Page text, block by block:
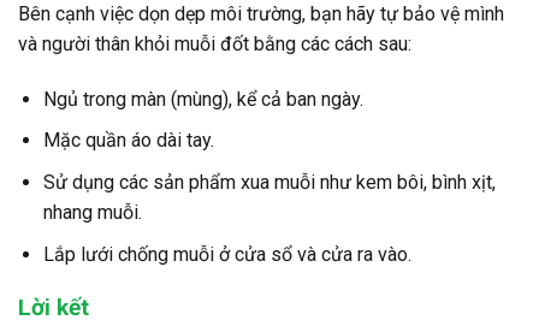
Bên cạnh việc dọn dẹp môi trường, bạn hãy tự bảo vệ mình
và người thân khỏi muỗi đốt bằng các cách sau:
Ngủ trong màn (mùng), kể cả ban ngày.
Mặc quần áo dài tay.
Sử dụng các sản phẩm xua muỗi như kem bôi, bình xịt,
nhang muỗi.
Lắp lưới chống muỗi ở cửa sổ và cửa ra vào.
Lời kết